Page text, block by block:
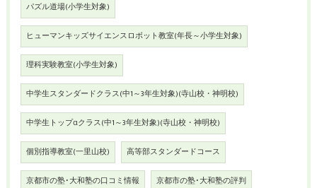
パズル道場(小学生対象)
ヒューマンキッズサイエンスロボット教室(年長～小学生対象)
理科実験教室(小学生対象)
中学生スタンダードクラス(中1～3年生対象)(寺山校・神明校)
中学生トップαクラス(中1～3年生対象)(寺山校・神明校)
個別指導教室(一里山校) 高等部スタンダードコース
京都市の塾･大和塾の口コミ情報 京都市の塾･大和塾の評判